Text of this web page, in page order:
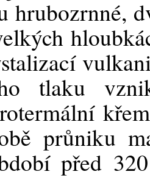
hrubozrnné,
tlaku
průniku
před